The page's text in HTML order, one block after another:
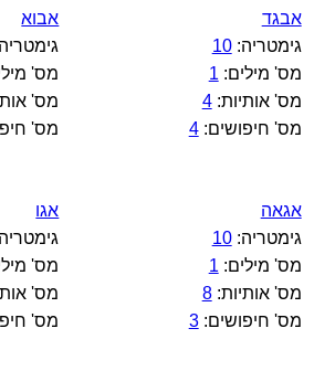
אבגד
גימטריה:10
מס' מילים: 1
מס' אותיות:4
מס' חיפושים:4
אבוא
מס'
מס'
מס'
אגאה
גימטריה:10
מס' מילים: 1
מס' אותיות:8
מס' חיפושים:3
אגו
מס'
מס'
מס'